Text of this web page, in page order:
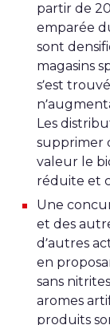
partir de
emparée
sont
magasins
s’est
Les
supprimer
valeur le
réduite et
Une
et des
d’autres
en
sans
aromes
produits